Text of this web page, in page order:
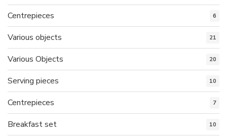
Centrepieces 6
Various objects 21
Various Objects 20
Serving pieces 10
Centrepieces 7
Breakfast set 10